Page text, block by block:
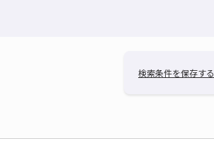
検索条件を保存する